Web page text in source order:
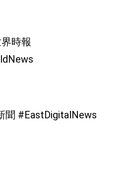
時報
聞 #EastDigitalNews